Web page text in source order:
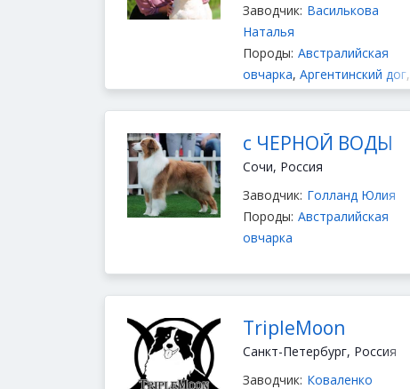
Заводчик: Василькова
Наталья
Породы: Австралийская
овчарка, Аргентинский дог,
с ЧЕРНОЙ ВОДЫ
Сочи, Россия
Заводчик: Голланд Юлия
Породы: Австралийская
овчарка
TripleMoon
Санкт-Петербург, Россия
Заводчик: Коваленко